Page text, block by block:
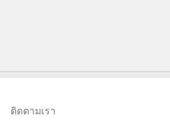
ติดตามเรา